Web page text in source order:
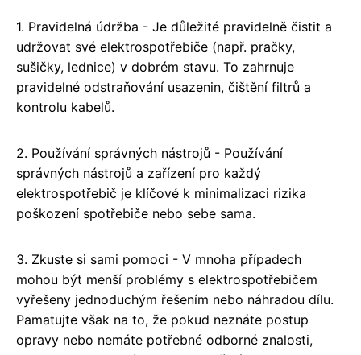
1. Pravidelná údržba - Je důležité pravidelně čistit a
udržovat své elektrospotřebiče (např. pračky,
sušičky, lednice) v dobrém stavu. To zahrnuje
pravidelné odstraňování usazenin, čištění filtrů a
kontrolu kabelů.
2. Používání správných nástrojů - Používání
správných nástrojů a zařízení pro každý
elektrospotřebič je klíčové k minimalizaci rizika
poškození spotřebiče nebo sebe sama.
3. Zkuste si sami pomoci - V mnoha případech
mohou být menší problémy s elektrospotřebičem
vyřešeny jednoduchým řešením nebo náhradou dílu.
Pamatujte však na to, že pokud neznáte postup
opravy nebo nemáte potřebné odborné znalosti,